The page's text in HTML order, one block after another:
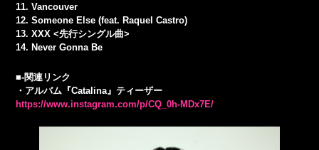
11. Vancouver
12. Someone Else (feat. Raquel Castro)
13. XXX <先行シングル曲>
14. Never Gonna Be
■-関連リンク
・アルバム『Catalina』ティーザー
https://www.instagram.com/p/CQ_0h-MDx7E/